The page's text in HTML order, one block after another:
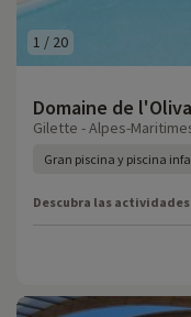
1 / 20
Domaine de
Gilette - Alpes-
Gran piscina y piscina
Descubra las